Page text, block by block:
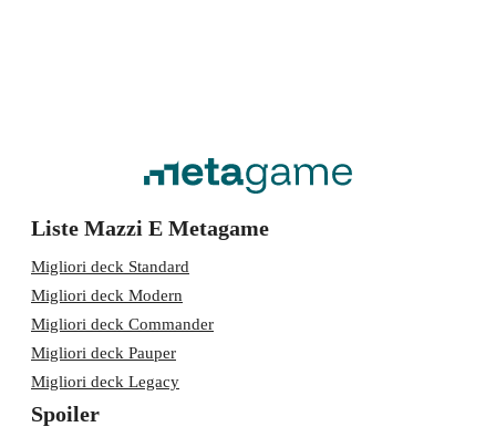
Liste Mazzi E Metagame
Migliori deck Standard
Migliori deck Modern
Migliori deck Commander
Migliori deck Pauper
Migliori deck Legacy
Spoiler